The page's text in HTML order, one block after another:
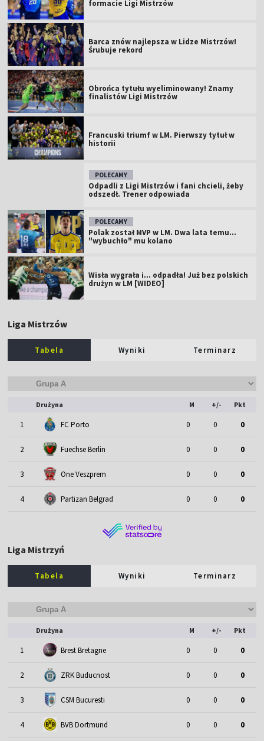
formacie Ligi Mistrzów
Barca znów najlepsza w Lidze Mistrzów!
Śrubuje rekord
Obrońca tytułu wyeliminowany! Znamy
finalistów Ligi Mistrzów
Francuski triumf w LM. Pierwszy tytuł w
historii
POLECAMY
Odpadli z Ligi Mistrzów i fani chcieli, żeby
odszedł. Trener odpowiada
POLECAMY
Polak został MVP w LM. Dwa lata temu...
"wybuchło" mu kolano
Wisła wygrała i... odpadła! Już bez polskich
drużyn w LM [WIDEO]
Liga Mistrzów
Tabela Wyniki Terminarz
Drużyna M +/- Pkt
1 FC Porto 0 0 0
2 Fuechse Berlin 0 0 0
3 One Veszprem 0 0 0
4 Partizan Belgrad 0 0 0
Liga Mistrzyń
Tabela Wyniki Terminarz
Drużyna M +/- Pkt
1 Brest Bretagne 0 0 0
2 ZRK Buducnost 0 0 0
3 CSM Bucuresti 0 0 0
4 BVB Dortmund 0 0 0